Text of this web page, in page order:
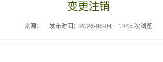
变更注销
来源： 发布时间：2026-06-04 1245 次浏览